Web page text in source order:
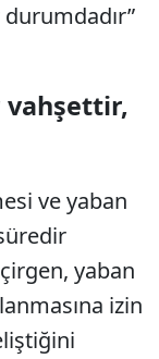
vahşettir,
ve yaban
yaban
izin